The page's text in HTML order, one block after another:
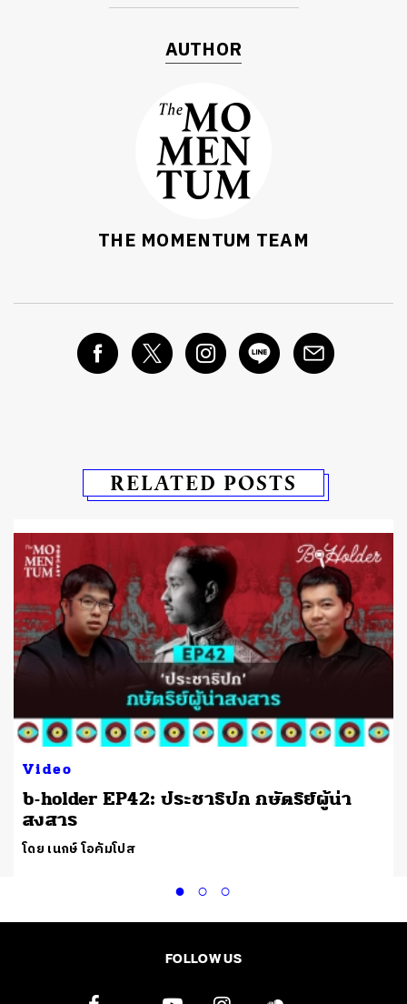
AUTHOR
THE MOMENTUM TEAM
RELATED POSTS
Video
b-holder EP42: ประชาธิปก กษัตริย์ผู้น่า
สงสาร
โดย เนกษ์ โอคัมโปส
FOLLOW US
TWEET LINE